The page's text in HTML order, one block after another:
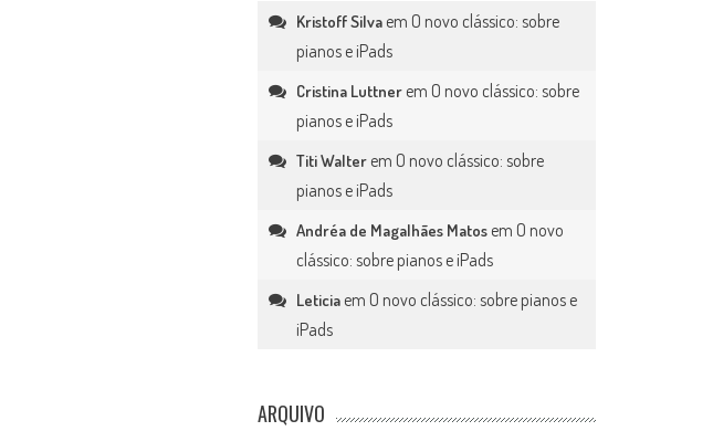
Kristoff Silva em O novo clássico: sobre
pianos e iPads
Cristina Luttner em O novo clássico: sobre
pianos e iPads
Titi Walter em O novo clássico: sobre
pianos e iPads
Andréa de Magalhães Matos em O novo
clássico: sobre pianos e iPads
Leticia em O novo clássico: sobre pianos e
iPads
ARQUIVO